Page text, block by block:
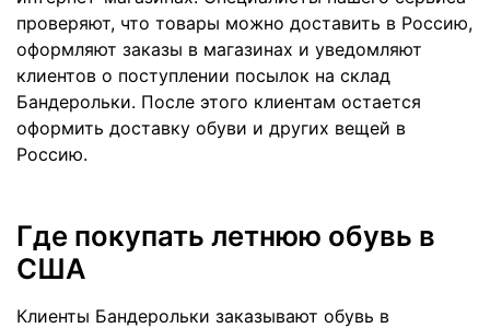
проверяют, что товары можно доставить в Россию,
оформляют заказы в магазинах и уведомляют
клиентов о поступлении посылок на склад
Бандерольки. После этого клиентам остается
оформить доставку обуви и других вещей в
Россию.
Где покупать летнюю обувь в
США
Клиенты Бандерольки заказывают обувь в